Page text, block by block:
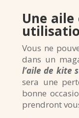
Une
Vous ne
dans un
l’aile de kite
sera une
bonne
prendront